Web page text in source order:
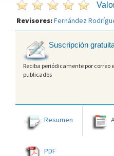
Revisores:Fernández
Suscripción
Reciba periódicamente por
publicados
Resumen
PDF